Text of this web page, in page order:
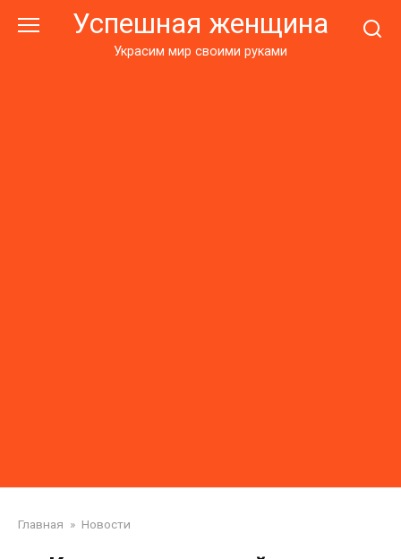
Успешная женщина
Украсим мир своими руками
Главная » Новости